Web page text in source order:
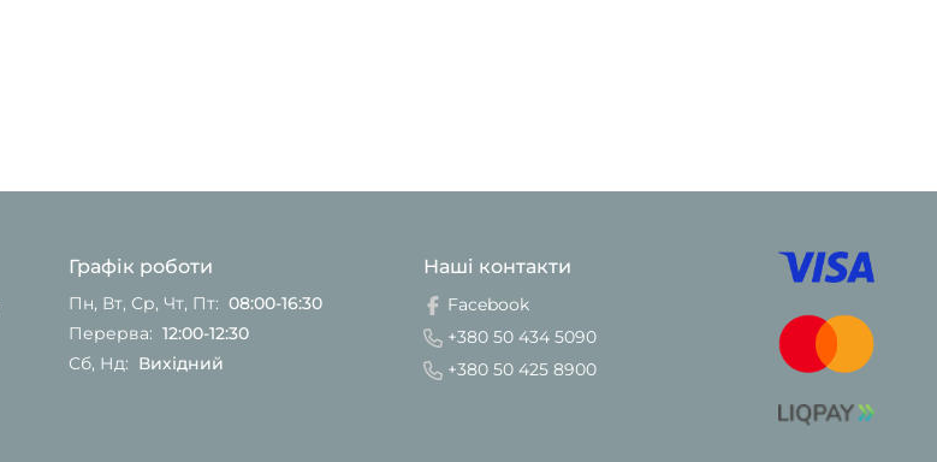
Графік роботи
Пн, Вт, Ср, Чт, Пт: 08:00-16:30
Перерва: 12:00-12:30
Сб, Нд: Вихідний
Наші контакти
Facebook
+380 50 434 5090
+380 50 425 8900